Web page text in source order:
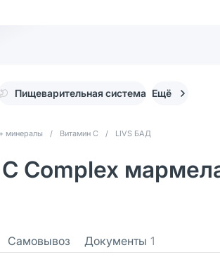
Пищеварительная система Ещё
минералы / Витамин С / LIVS БАД
Complex
Самовывоз Документы 1